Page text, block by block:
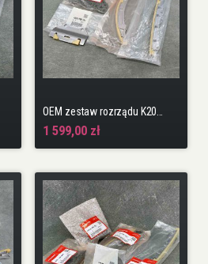
1 599,00 zł